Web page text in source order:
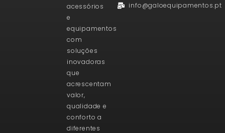
acessórios
e
equipamentos
com
soluções
inovadoras
que
acrescentam
valor,
qualidade e
conforto a
diferentes
info@galoequipamentos.pt